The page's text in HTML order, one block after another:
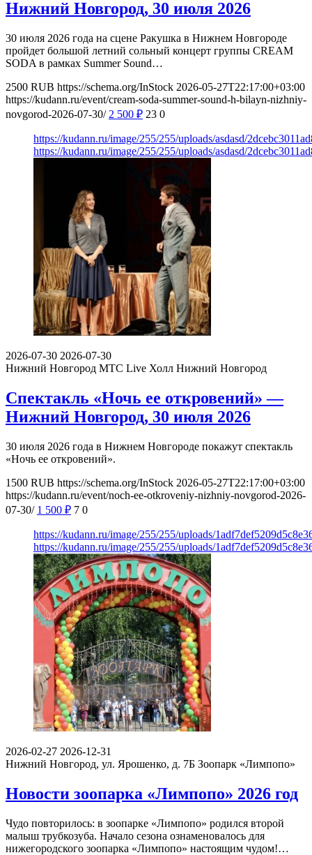
Нижний Новгород, 30 июля 2026
30 июля 2026 года на сцене Ракушка в Нижнем Новгороде
пройдет большой летний сольный концерт группы CREAM
SODA в рамках Summer Sound…
2500 RUB https://schema.org/InStock 2026-05-27T22:17:00+03:00
https://kudann.ru/event/cream-soda-summer-sound-h-bilayn-nizhniy-
novgorod-2026-07-30/ 2 500 ₽ 23 0
https://kudann.ru/image/255/255/uploads/asdasd/
https://kudann.ru/image/255/255/uploads/asdasd/
2026-07-30 2026-07-30
Нижний Новгород МТС Live Холл Нижний Новгород
Спектакль «Ночь ее откровений» —
Нижний Новгород, 30 июля 2026
30 июля 2026 года в Нижнем Новгороде покажут спектакль
«Ночь ее откровений».
1500 RUB https://schema.org/InStock 2026-05-27T22:17:00+03:00
https://kudann.ru/event/noch-ee-otkroveniy-nizhniy-novgorod-2026-
07-30/ 1 500 ₽ 7 0
https://kudann.ru/image/255/255/uploads/
https://kudann.ru/image/255/255/uploads/
2026-02-27 2026-12-31
Нижний Новгород, ул. Ярошенко, д. 7Б Зоопарк «Лимпопо»
Новости зоопарка «Лимпопо» 2026 год
Чудо повторилось: в зоопарке «Лимпопо» родился второй
малыш трубкозуба. Начало сезона ознаменовалось для
нижегородского зоопарка «Лимпопо» настоящим чудом!…